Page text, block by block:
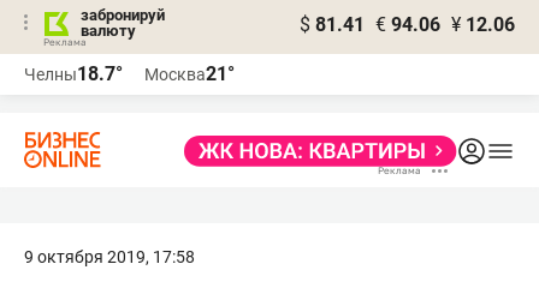
забронируй
валюту
$ 81.41 € 94.06 ¥ 12.06
Челны18.7° Москва21°
9 октября 2019, 17:58